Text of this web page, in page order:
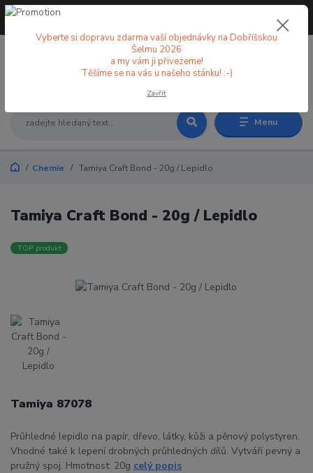
Menu
+420 773 998 582
Chemie Tamiya Craft Bond - 20g / Lepidlo
Tamiya Craft Bond - 20g / Lepidlo
TOP produkt
Tamiya 87078
Průhledné lepidlo na papír, dřevo, látky, kůži a pěnový polystyren.
Vhodné také k lepení drobných průhledných dílů. Vytváří pevný a
pružný spoj. Hmotnost: 20g celý popis
Vyberte si dopravu zdarma vaší objednávky na Dobříšskou
Šelmu 2026
a my vám ji přivezeme!
Těšíme se na vás u našeho stánku! :-)
Zavřít